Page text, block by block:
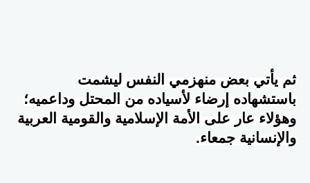
ثم يأتي بعض منهزمي النفس ليشمت
باستشهاده إرضاء لأسياده من المحتل وداعميه؛
وهؤلاء عار على الأمة الإسلامية والقومية العربية
والإنسانية جمعاء.